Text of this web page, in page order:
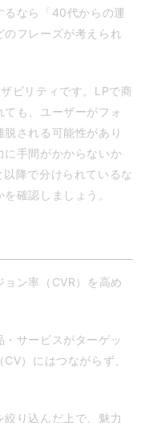
るなら「40代からの運
フレーズが考えられ
ビリティです。LPで商
も、ユーザーがフォ
される可能性があり
に手間がかからないか
以降で分けられているな
確認しましょう。
ン率（CVR）を高め
サービスがターゲッ
）にはつながらず、
り込んだ上で、魅力